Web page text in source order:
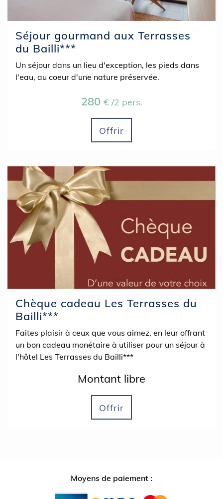
Séjour gourmand aux Terrasses
du Bailli***
Un séjour dans un lieu d'exception, les pieds dans
l'eau, au coeur d'une nature préservée.
280 € /2 pers.
Offrir
Chèque cadeau Les Terrasses du
Bailli***
Faites plaisir à ceux que vous aimez, en leur offrant
un bon cadeau monétaire à utiliser pour un séjour à
l'hôtel Les Terrasses du Bailli***
Montant libre
Offrir
Moyens de paiement :